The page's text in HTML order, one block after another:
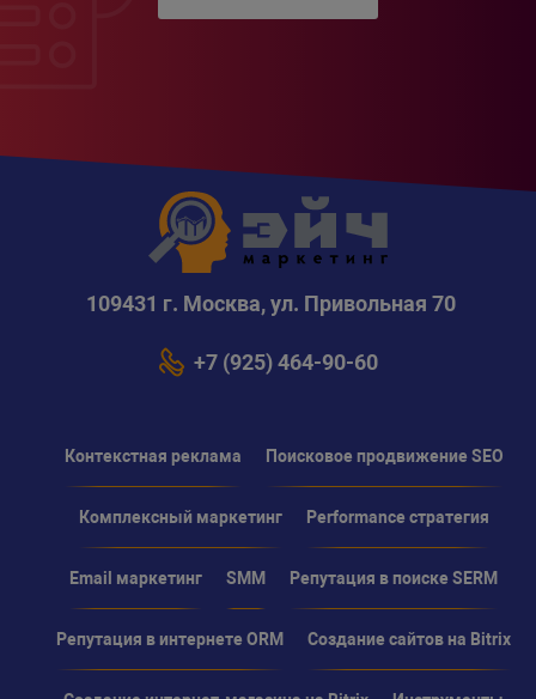
109431 г. Москва, ул. Привольная 70
+7 (925) 464-90-60
Контекстная реклама Поисковое продвижение SEO
Комплексный маркетинг Performance стратегия
Email маркетинг SMM Репутация в поиске SERM
Репутация в интернете ORM Создание сайтов на Bitrix